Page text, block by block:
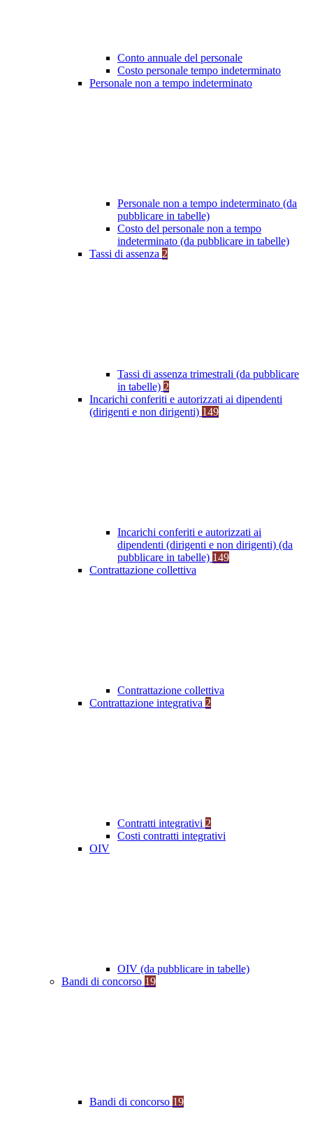
Conto annuale del personale
Costo personale tempo indeterminato
Personale non a tempo indeterminato
Personale non a tempo indeterminato (da
pubblicare in tabelle)
Costo del personale non a tempo
indeterminato (da pubblicare in tabelle)
Tassi di assenza 2
Tassi di assenza trimestrali (da pubblicare
in tabelle) 2
Incarichi conferiti e autorizzati ai dipendenti
(dirigenti e non dirigenti) 149
Incarichi conferiti e autorizzati ai
dipendenti (dirigenti e non dirigenti) (da
pubblicare in tabelle) 149
Contrattazione collettiva
Contrattazione collettiva
Contrattazione integrativa 2
Contratti integrativi 2
Costi contratti integrativi
OIV
OIV (da pubblicare in tabelle)
Bandi di concorso 19
Bandi di concorso 19